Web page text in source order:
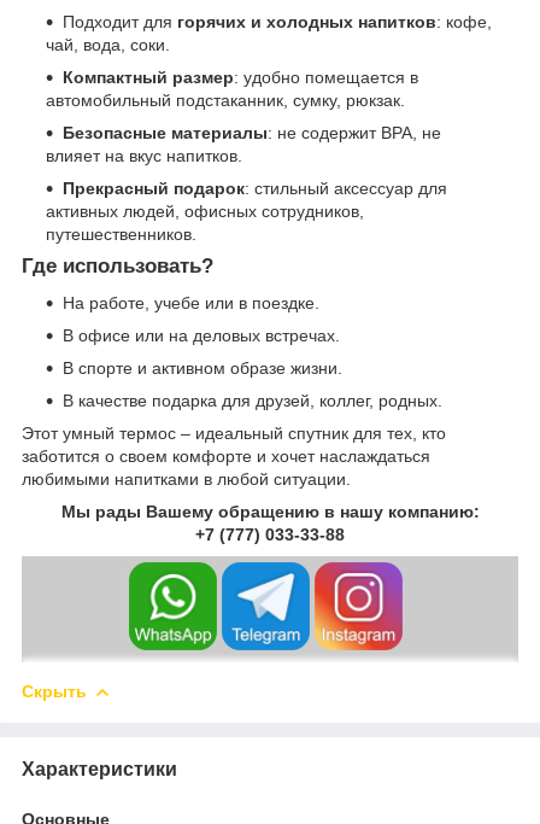
Подходит для горячих и холодных напитков: кофе,
чай, вода, соки.
Компактный размер: удобно помещается в
автомобильный подстаканник, сумку, рюкзак.
Безопасные материалы: не содержит BPA, не
влияет на вкус напитков.
Прекрасный подарок: стильный аксессуар для
активных людей, офисных сотрудников,
путешественников.
Где использовать?
На работе, учебе или в поездке.
В офисе или на деловых встречах.
В спорте и активном образе жизни.
В качестве подарка для друзей, коллег, родных.
Этот умный термос – идеальный спутник для тех, кто
заботится о своем комфорте и хочет наслаждаться
любимыми напитками в любой ситуации.
Мы рады Вашему обращению в нашу компанию:
+7 (777) 033-33-88
Скрыть
Характеристики
Основные